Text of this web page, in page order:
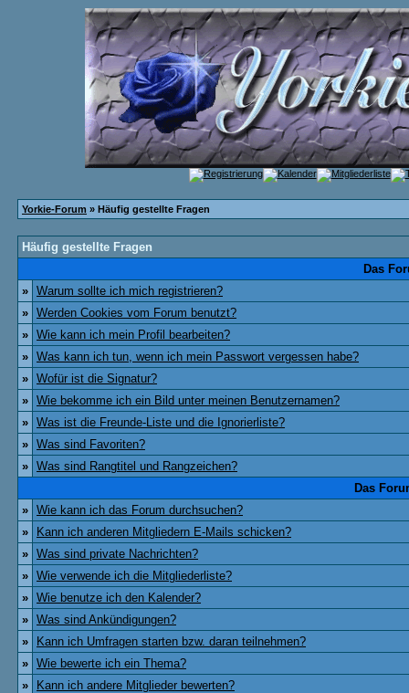
Yorkie-Forum » Häufig gestellte Fragen
Häufig gestellte Fragen
Das
» Warum sollte ich mich registrieren?
» Werden Cookies vom Forum benutzt?
» Wie kann ich mein Profil bearbeiten?
» Was kann ich tun, wenn ich mein Passwort vergessen habe?
» Wofür ist die Signatur?
» Wie bekomme ich ein Bild unter meinen Benutzernamen?
» Was ist die Freunde-Liste und die Ignorierliste?
» Was sind Favoriten?
» Was sind Rangtitel und Rangzeichen?
Das
» Wie kann ich das Forum durchsuchen?
»
Kann ich anderen Mitgliedern E-Mails schicken?
» Was sind private Nachrichten?
» Wie verwende ich die Mitgliederliste?
» Wie benutze ich den Kalender?
» Was sind Ankündigungen?
»
Kann ich Umfragen starten bzw. daran teilnehmen?
» Wie bewerte ich ein Thema?
»
Kann ich andere Mitglieder bewerten?